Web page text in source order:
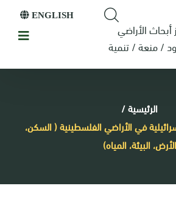
أبحاث الأراضي
/ منعة / تنمية
ENGLISH
الرئيسية/
في الأراضي الفلسطينية ( السكن،
الأرض، البيئة، المياه)